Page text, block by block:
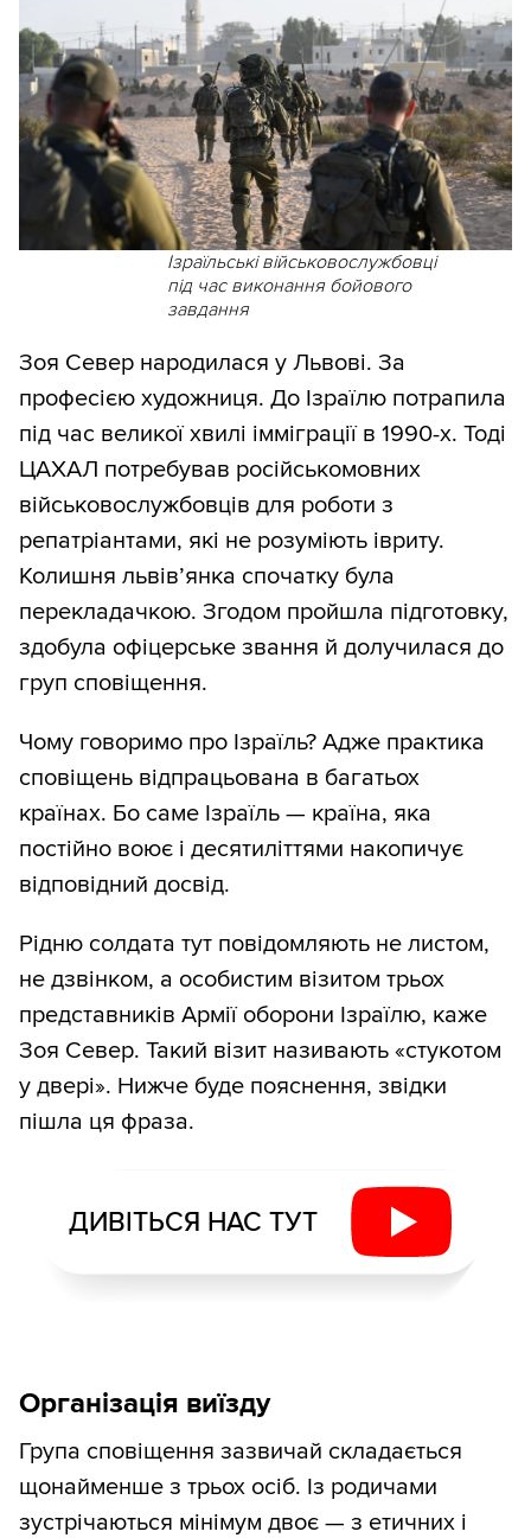
Ізраїльські військовослужбовці
під час виконання бойового
завдання
Зоя Север народилася у Львові. За
професією художниця. До Ізраїлю потрапила
під час великої хвилі імміграції в 1990-х. Тоді
ЦАХАЛ потребував російськомовних
військовослужбовців для роботи з
репатріантами, які не розуміють івриту.
Колишня львів’янка спочатку була
перекладачкою. Згодом пройшла підготовку,
здобула офіцерське звання й долучилася до
груп сповіщення.
Чому говоримо про Ізраїль? Адже практика
сповіщень відпрацьована в багатьох
країнах. Бо саме Ізраїль — країна, яка
постійно воює і десятиліттями накопичує
відповідний досвід.
Рідню солдата тут повідомляють не листом,
не дзвінком, а особистим візитом трьох
представників Армії оборони Ізраїлю, каже
Зоя Север. Такий візит називають «стукотом
у двері». Нижче буде пояснення, звідки
пішла ця фраза.
ДИВІТЬСЯ НАС ТУТ
Організація виїзду
Група сповіщення зазвичай складається
щонайменше з трьох осіб. Із родичами
зустрічаються мінімум двоє — з етичних і